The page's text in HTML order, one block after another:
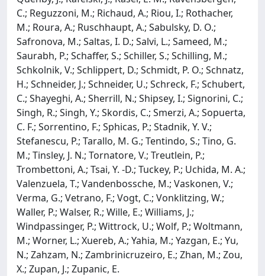
C.; Reguzzoni, M.; Richaud, A.; Riou, I.; Rothacher,
M.; Roura, A.; Ruschhaupt, A.; Sabulsky, D. O.;
Safronova, M.; Saltas, I. D.; Salvi, L.; Sameed, M.;
Saurabh, P.; Schaffer, S.; Schiller, S.; Schilling, M.;
Schkolnik, V.; Schlippert, D.; Schmidt, P. O.; Schnatz,
H.; Schneider, J.; Schneider, U.; Schreck, F.; Schubert,
C.; Shayeghi, A.; Sherrill, N.; Shipsey, I.; Signorini, C.;
Singh, R.; Singh, Y.; Skordis, C.; Smerzi, A.; Sopuerta,
C. F.; Sorrentino, F.; Sphicas, P.; Stadnik, Y. V.;
Stefanescu, P.; Tarallo, M. G.; Tentindo, S.; Tino, G.
M.; Tinsley, J. N.; Tornatore, V.; Treutlein, P.;
Trombettoni, A.; Tsai, Y. -D.; Tuckey, P.; Uchida, M. A.;
Valenzuela, T.; Vandenbossche, M.; Vaskonen, V.;
Verma, G.; Vetrano, F.; Vogt, C.; Vonklitzing, W.;
Waller, P.; Walser, R.; Wille, E.; Williams, J.;
Windpassinger, P.; Wittrock, U.; Wolf, P.; Woltmann,
M.; Worner, L.; Xuereb, A.; Yahia, M.; Yazgan, E.; Yu,
N.; Zahzam, N.; Zambrinicruzeiro, E.; Zhan, M.; Zou,
X.; Zupan, J.; Zupanic, E.